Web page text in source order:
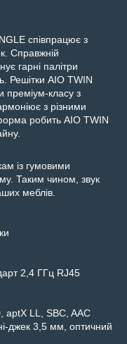
співпрацює з
Справжній
гарні палітри
Решітки AIO TWIN
преміум-класу з
з різними
робить AIO TWIN
із гумовими
Таким чином, звук
меблів.
2,4 ГГц RJ45
aptX LL, SBC, AAC
джек 3,5 мм, оптичний